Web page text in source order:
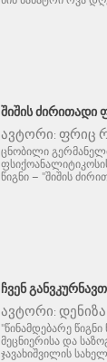
ᲨᲘᲨᲘᲡ ᲫᲘᲠᲘᲗᲐᲓᲘ
ავტორი: ფრიც
ცნობილი
წიგნი – "შიშის
ᲩᲕᲔᲜ
ავტორი: დენიზა
"წინამდებარე
მეცნიერისა და
ჯავახიშვილის